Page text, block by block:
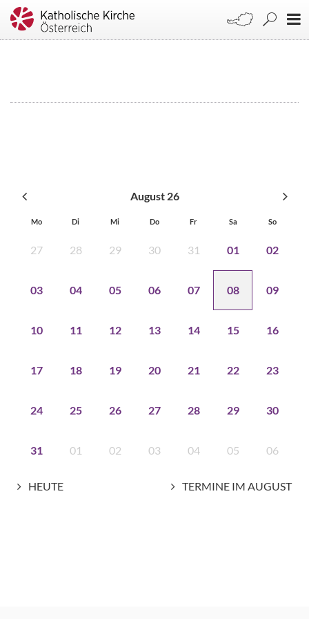
August 26
Mo Di Mi Do Fr Sa So
27 28 29 30 31 01 02
03 04 05 06 07 08 09
10 11 12 13 14 15 16
17 18 19 20 21 22 23
24 25 26 27 28 29 30
31 01 02 03 04 05 06
HEUTE TERMINE IM AUGUST